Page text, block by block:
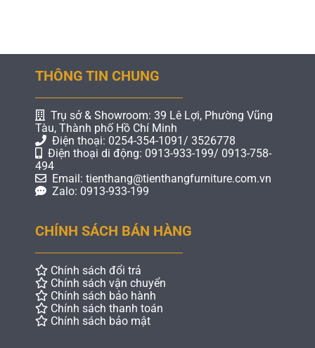
THÔNG TIN CHUNG
Trụ sở & Showroom: 39 Lê Lợi, Phường Vũng
Tàu, Thành phố Hồ Chí Minh
Điện thoại: 0254-354-1091/ 3526778
Điện thoại di động: 0913-933-199/ 0913-758-
494
Email: tienthang@tienthangfurniture.com.vn
Zalo: 0913-933-199
CHÍNH SÁCH BÁN HÀNG
Chính sách đổi trả
Chính sách vận chuyển
Chính sách bảo hành
Chính sách thanh toán
Chính sách bảo mật